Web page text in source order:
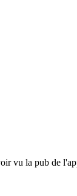
vu la pub de